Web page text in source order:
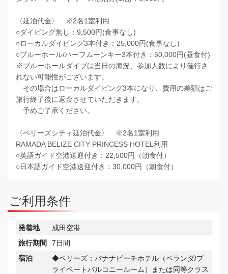
〈延泊代金〉 ※2名1室利用
○ダイビング無し：9,500円(食事なし)
○ローカルダイビング3本付き：25,000円(食事なし)
○ブルーホール/ハーフムーンキー3本付き：50,000円(昼食付)
※ブルーホールダイブは当日の海況、参加人数により催行さ
れない可能性がございます。
その場合はローカルダイビング3本になり、費用の差額はご
旅行終了後に返金させていただきます。
予めご了承ください。
〈ベリーズシティ延泊代金〉 ※2名1室利用
RAMADA BELIZE CITY PRINCESS HOTEL利用
○英語ガイド空港送迎付き：22,500円（朝食付）
○日本語ガイド空港送迎付き：30,000円（朝食付）
ご利用条件
発着地
成田空港
旅行期間
7日間
宿泊
◆ベリーズ：バナナビーチホテル（ベランダ/プ
ライベートバルコニールーム）または同等クラス